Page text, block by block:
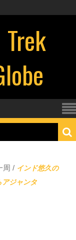
周 / インド悠久の
ジャンタ